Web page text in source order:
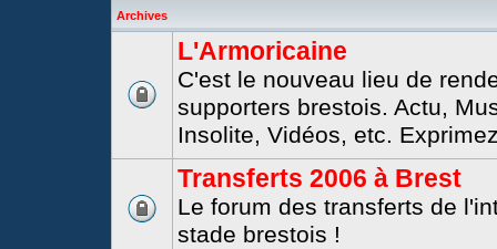
Archives
L'Armoricaine
C'est le nouveau lieu de
supporters brestois. Actu,
Insolite, Vidéos, etc.
Transferts 2006 à Brest
Le forum des transferts de
stade brestois !